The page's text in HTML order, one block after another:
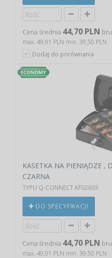
Cena średnia 44,70 PLN
max. 49,91 PLN min. 39,50 PLN
Dodaj do porównania
KASETKA NA PIENIĄDZE ,
CZARNA
TYPU Q-CONNECT KF02603
DO SPECYFIKACJI
Cena średnia 44,70 PLN
max. 49,91 PLN min. 39,50 PLN